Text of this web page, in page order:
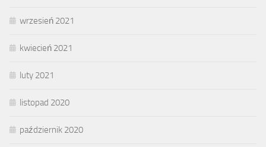
wrzesień 2021
kwiecień 2021
luty 2021
listopad 2020
październik 2020